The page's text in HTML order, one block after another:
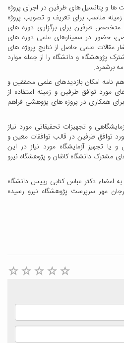
ها و پتانسیل های طرفین در اجرای پروژه
زمینه مناسب برای تعریف و تصویب پروژه
متخصص طرفین برای برگزاری دوره های
حضور در سمینارهای علمی دوره های
مقالات علمی حاصل از نتایج پروژه های
پژوهشگاه و دانشگاه را از جمله موارد
برشمرد.
نامه امکان بازدیدهای علمی محققین و
مورد توافق طرفین و زمینه استفاده از
همکاری در پروژه های پژوهشی فراهم
و تجهیزات تحقیقاتی مورد نیاز
توافق طرفین در قالب توافقات معین و
تجهیز آزمایشگاه مورد نیاز در این
مشترک دانشگاه کاشان و پژوهشگاه نیرو
امضاء دکتر عباس کتابی رییس دانشگاه
مهر سرپرست پژوهشگاه نیرو رسیده